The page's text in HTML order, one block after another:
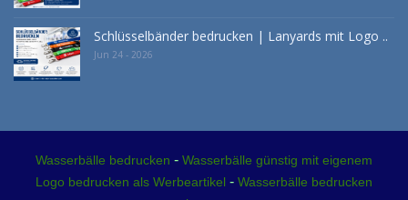
Schlüsselbänder bedrucken | Lanyards mit Logo ..
Jun 24 - 2026
Wasserbälle bedrucken - Wasserbälle günstig mit eigenem
Logo bedrucken als Werbeartikel - Wasserbälle bedrucken